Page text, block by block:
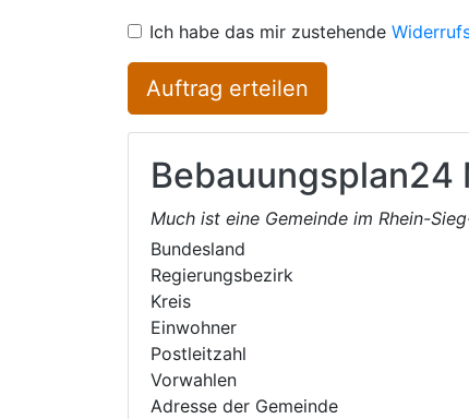
Ich habe das mir zustehende
Auftrag erteilen
Bebauungsplan24
Much ist eine Gemeinde im Rhein-
Bundesland
Regierungsbezirk
Kreis
Einwohner
Postleitzahl
Vorwahlen
Adresse der Gemeinde